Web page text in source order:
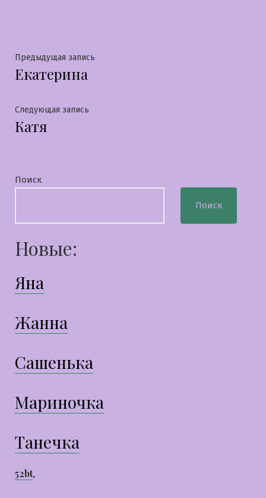
Навигация
по
записям
Предыдущая запись
Екатерина
Следующая запись
Катя
Поиск
Поиск
Новые:
Яна
Жанна
Сашенька
Мариночка
Танечка
52bt,